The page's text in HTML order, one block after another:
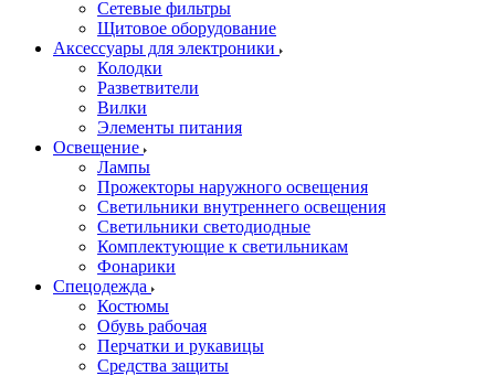
Сетевые фильтры
Щитовое оборудование
Аксессуары для электроники
Колодки
Разветвители
Вилки
Элементы питания
Освещение
Лампы
Прожекторы наружного освещения
Светильники внутреннего освещения
Светильники светодиодные
Комплектующие к светильникам
Фонарики
Спецодежда
Костюмы
Обувь рабочая
Перчатки и рукавицы
Средства защиты